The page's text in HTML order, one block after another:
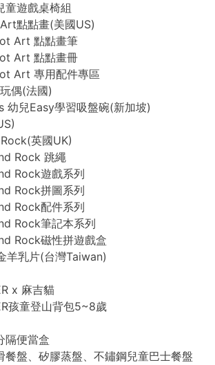
童遊戲桌椅組
點點畫(美國US)
Art 點點畫筆
Art 點點畫冊
Art 專用配件專區
偶(法國)
幼兒Easy學習吸盤碗(新加坡)
英國UK)
Rock 跳繩
Rock遊戲系列
Rock拼圖系列
Rock配件系列
Rock筆記本系列
Rock磁性拼遊戲盒
羊乳片(台灣Taiwan)
x 麻吉貓
孩童登山背包5~8歲
隔便當盒
餐盤、矽膠蒸盤、不鏽鋼兒童巴士餐盤